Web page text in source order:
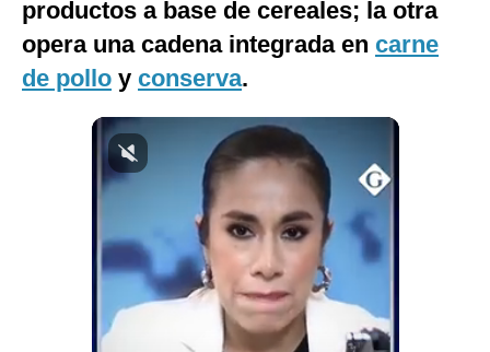
Gestión TV
Videos
Fotogalerías
Condiciones
productos a base de cereales; la otra
opera una cadena integrada en carne
de pollo y conserva.